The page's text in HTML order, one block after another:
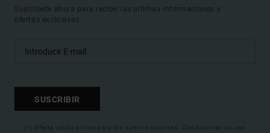
Suscríbete ahora para recibir las ultimas informaciones y
ofertas exclusivas.
SUSCRIBIR
(*) Oferta valida online para los nuevos inscritos. Condiciones de uso